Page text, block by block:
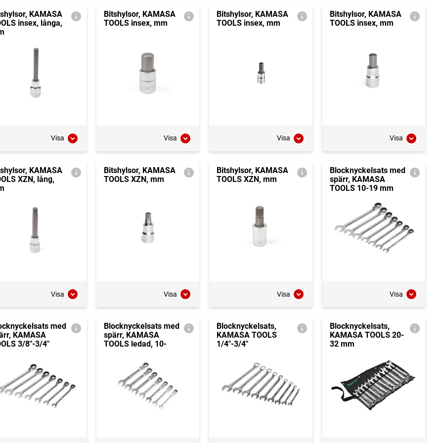
KAMASA
insex, långa,
Visa
Bitshylsor, KAMASA
TOOLS insex, mm
Visa
Bitshylsor, KAMASA
TOOLS insex, mm
Visa
Bitshylsor, KAMASA
TOOLS insex, mm
Visa
KAMASA
XZN, lång,
Visa
Bitshylsor, KAMASA
TOOLS XZN, mm
Visa
Bitshylsor, KAMASA
TOOLS XZN, mm
Visa
Blocknyckelsats med
spärr, KAMASA
TOOLS 10-19 mm
Visa
med
KAMASA
3/8"-3/4"
Blocknyckelsats med
spärr, KAMASA
TOOLS ledad, 10-
Blocknyckelsats,
KAMASA TOOLS
1/4"-3/4"
Blocknyckelsats,
KAMASA TOOLS 20-
32 mm